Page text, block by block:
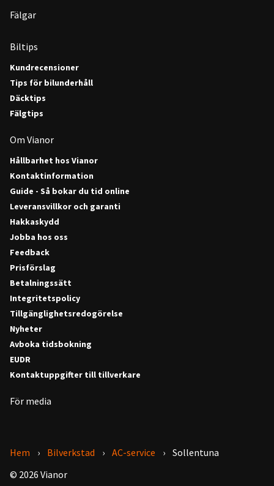
Fälgar
Biltips
Kundrecensioner
Tips för bilunderhåll
Däcktips
Fälgtips
Om Vianor
Hållbarhet hos Vianor
Kontaktinformation
Guide - Så bokar du tid online
Leveransvillkor och garanti
Hakkaskydd
Jobba hos oss
Feedback
Prisförslag
Betalningssätt
Integritetspolicy
Tillgänglighetsredogörelse
Nyheter
Avboka tidsbokning
EUDR
Kontaktuppgifter till tillverkare
För media
Hem Bilverkstad AC-service
Sollentuna
© 2026 Vianor